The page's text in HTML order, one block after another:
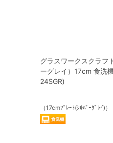
グラスワークスクラフ
ーグレイ）17cm 食洗
24SGR)
（17cmﾌﾟﾚｰﾄ(ｼﾙﾊﾞｰｸﾞﾚｲ)）